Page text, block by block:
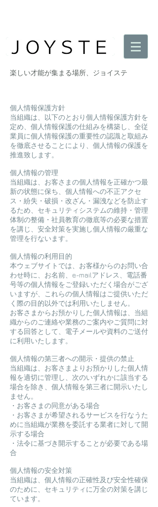
​楽しい才能が集まる場所、ジョイステ
個人情報保護方針
当組織は、以下のとおり個人情報保護方針を
定め、個人情報保護の仕組みを構築し、全従
業員に個人情報保護の重要性の認識と取組み
を徹底させることにより、個人情報の保護を
推進致します。
個人情報の管理
当組織は、お客さまの個人情報を正確かつ最
新の状態に保ち、個人情報への不正アクセ
ス・紛失・破損・改ざん・漏洩などを防止す
るため、セキュリティシステムの維持・管理
体制の整備・社員教育の徹底等の必要な措置
を講じ、安全対策を実施し個人情報の厳重な
管理を行ないます。
個人情報の利用目的
本ウェブサイトでは、お客様からのお問い合
わせ時に、お名前、e-mailアドレス、電話番
号等の個人情報をご登録いただく場合がござ
いますが、これらの個人情報はご提供いただ
く際の目的以外では利用いたしません。
お客さまからお預かりした個人情報は、当組
織からのご連絡や業務のご案内やご質問に対
する回答として、電子メールや資料のご送付
に利用いたします。
個人情報の第三者への開示・提供の禁止
当組織は、お客さまよりお預かりした個人情
報を適切に管理し、次のいずれかに該当する
場合を除き、個人情報を第三者に開示いたし
ません。
・お客さまの同意がある場合
・お客さまが希望されるサービスを行なうた
めに当組織が業務を委託する業者に対して開
示する場合
・法令に基づき開示することが必要である場
合
個人情報の安全対策
当組織は、個人情報の正確性及び安全性確保
のために、セキュリティに万全の対策を講じ
ています。